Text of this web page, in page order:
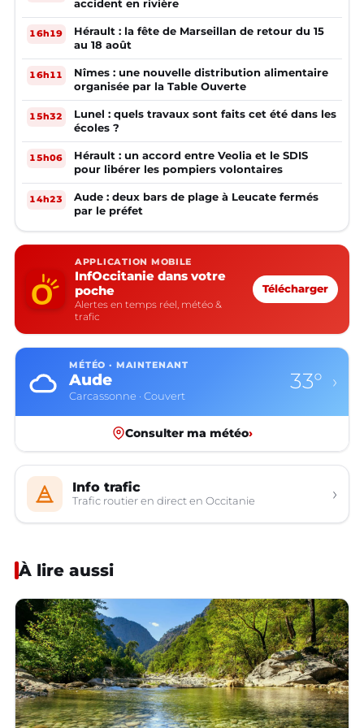
accident en rivière
16h19
Hérault : la fête de Marseillan de retour du 15
au 18 août
16h11
Nîmes : une nouvelle distribution alimentaire
organisée par la Table Ouverte
15h32
Lunel : quels travaux sont faits cet été dans les
écoles ?
15h06
Hérault : un accord entre Veolia et le SDIS
pour libérer les pompiers volontaires
14h23
Aude : deux bars de plage à Leucate fermés
par le préfet
APPLICATION MOBILE
InfOccitanie dans votre
poche
Alertes en temps réel, météo &
trafic
Télécharger
MÉTÉO · MAINTENANT
Aude
Carcassonne · Couvert
33° ›
Consulter ma météo›
Info trafic
Trafic routier en direct en Occitanie ›
À lire aussi